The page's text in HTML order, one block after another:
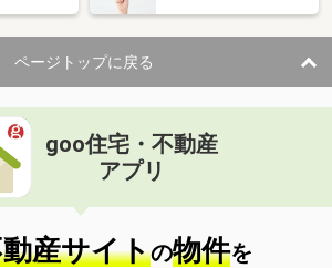
ページトップに戻る
goo住宅・不動産
アプリ
産サイトの物件を